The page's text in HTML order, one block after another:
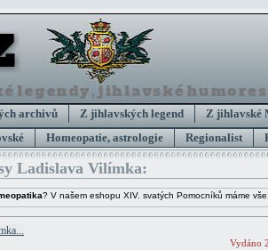
archivů Z jihlavských legend Z jihlavské
Homeopatie, astrologie Regionalist
Ladislava Vilímka:
? V našem eshopu XIV. svatých Pomocníků máme vše!
Vydáno